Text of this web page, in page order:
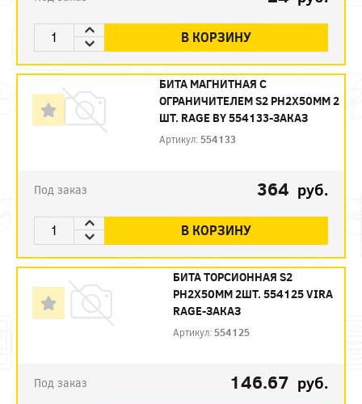
В КОРЗИНУ
БИТА МАГНИТНАЯ С
ОГРАНИЧИТЕЛЕМ S2 PH2X50ММ 2
ШТ. RAGE BY 554133-ЗАКАЗ
Артикул: 554133
Под заказ 364 руб.
В КОРЗИНУ
БИТА ТОРСИОННАЯ S2
PH2X50ММ 2ШТ. 554125 VIRA
RAGE-ЗАКАЗ
Артикул: 554125
Под заказ 146.67 руб.